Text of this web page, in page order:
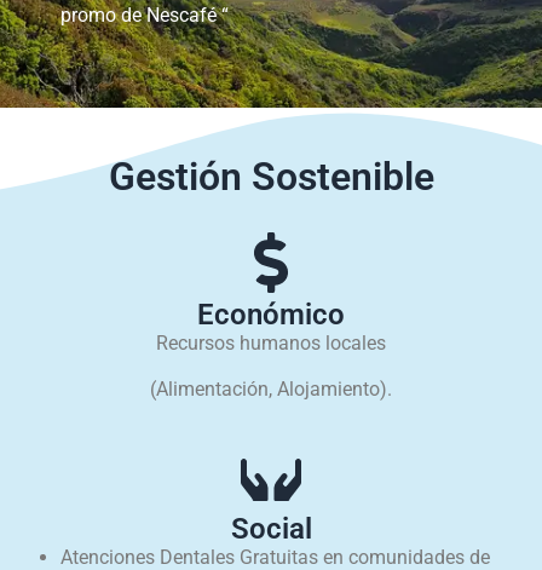
promo de Nescafé “
Gestión Sostenible
Económico
Recursos humanos locales
(Alimentación, Alojamiento).
Social
Atenciones Dentales Gratuitas en comunidades de